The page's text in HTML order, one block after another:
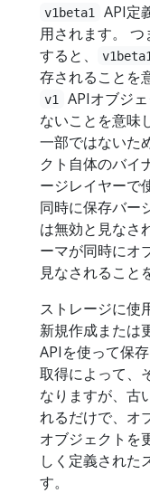
v1beta1
API定
用されます。 つ
すると、
v1beta1
存されることを
v1 APIオブジ
ないことを意味
一部ではないた
クト自体のバイ
ージレイヤーで
同時に保存バー
は無効と見なさ
ーマが同時にオ
見なされること
ストレージに使
新規作成または
APIを使って保
取得によって、
なりますが、古
れるだけで、オ
オブジェクトを
しく定義された
す。